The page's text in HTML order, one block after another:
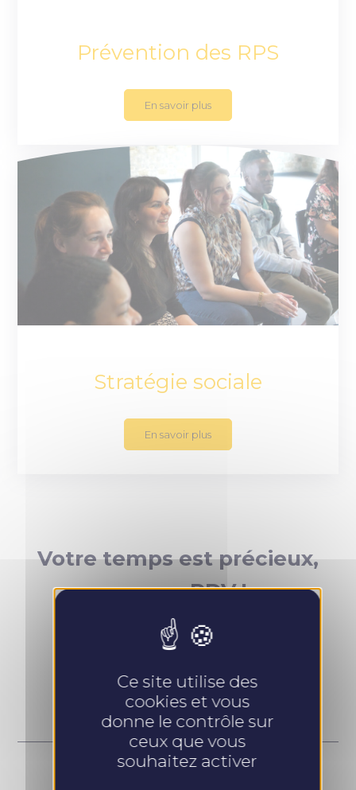
Prévention des RPS
En savoir plus
Stratégie sociale
En savoir plus
Votre temps est précieux,
prenez RDV !
Ce site utilise des
cookies et vous
donne le contrôle sur
ceux que vous
souhaitez activer